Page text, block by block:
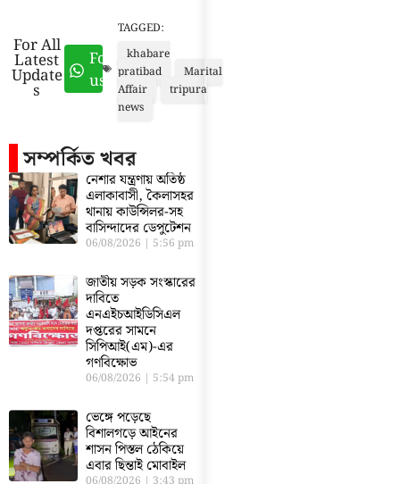
For All
Latest
Update
s
Follow
us
TAGGED:
khabare
pratibad
Marital
Affair
tripura
news
সম্পর্কিত খবর
নেশার যন্ত্রণায় অতিষ্ঠ
এলাকাবাসী, কৈলাসহর
থানায় কাউন্সিলর-সহ
বাসিন্দাদের ডেপুটেশন
06/08/2026 5:56 pm
জাতীয় সড়ক সংস্কারের
দাবিতে
এনএইচআইডিসিএল
দপ্তরের সামনে
সিপিআই(এম)-এর
গণবিক্ষোভ
06/08/2026 5:54 pm
ভেঙ্গে পড়েছে
বিশালগড়ে আইনের
শাসন পিস্তল ঠেকিয়ে
এবার ছিন্তাই মোবাইল